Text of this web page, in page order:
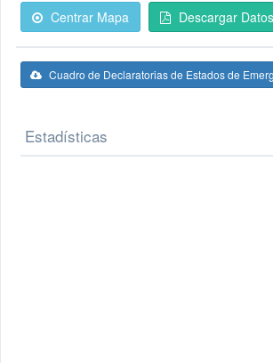
Centrar Mapa Descargar Datos
Cuadro de Declaratorias de Estados de
Estadísticas